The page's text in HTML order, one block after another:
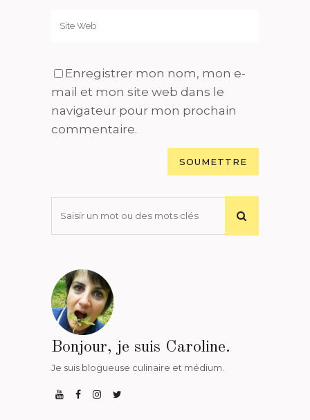
Enregistrer mon nom, mon e-
mail et mon site web dans le
navigateur pour mon prochain
commentaire.
Bonjour, je suis Caroline.
Je suis blogueuse culinaire et médium.